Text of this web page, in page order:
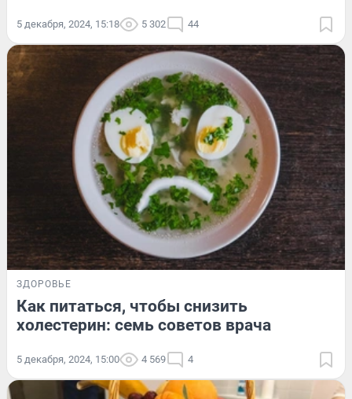
5 декабря, 2024, 15:18 5 302 44
ЗДОРОВЬЕ
Как питаться, чтобы снизить
холестерин: семь советов врача
5 декабря, 2024, 15:00 4 569 4